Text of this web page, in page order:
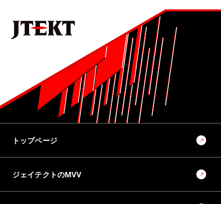
ステアバイワイヤを用いた非線形ヨーレート応答制御
No.1022 2025 モノづくりとモノづくり設備を支える技術特集号
ラックパラレルタイプ電動パワーステアリング（RP-EPS）
用ボールねじの量産転造装置の開発
No.1022 2025 モノづくりとモノづくり設備を支える技術特集号
モノづくりとモノづくり設備でモビリティ社会の未来を創
トップページ
ジェイテクトのMVV